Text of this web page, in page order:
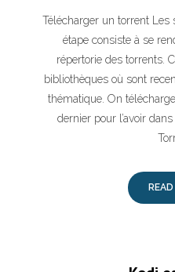
Télécharger un torrent Les
étape consiste à se
répertorie des torrents.
bibliothèques où sont
thématique. On
dernier pour l’avoir